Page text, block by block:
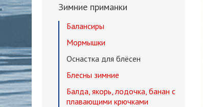
Зимние приманки
Балансиры
Мормышки
Оснастка для блёсен
Блесны зимние
Балда, якорь, лодочка, банан с
плавающими крючками